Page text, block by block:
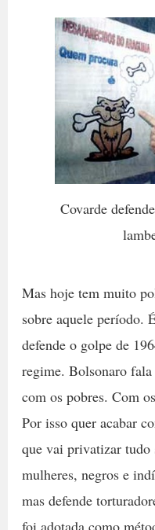
Covarde
Mas hoje tem muito
sobre aquele período.
defende o golpe de
regime. Bolsonaro
com os pobres. Com
Por isso quer acabar
que vai privatizar tudo
mulheres, negros e
mas defende
foi adotada como